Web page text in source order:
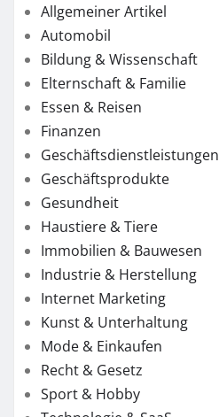
Allgemeiner Artikel
Automobil
Bildung & Wissenschaft
Elternschaft & Familie
Essen & Reisen
Finanzen
Geschäftsdienstleistungen
Geschäftsprodukte
Gesundheit
Haustiere & Tiere
Immobilien & Bauwesen
Industrie & Herstellung
Internet Marketing
Kunst & Unterhaltung
Mode & Einkaufen
Recht & Gesetz
Sport & Hobby